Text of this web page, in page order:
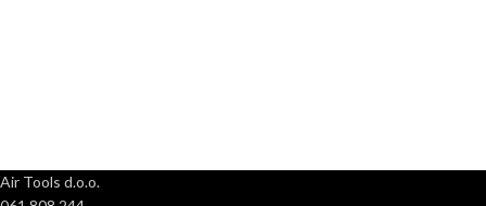
Air Tools d.o.o.